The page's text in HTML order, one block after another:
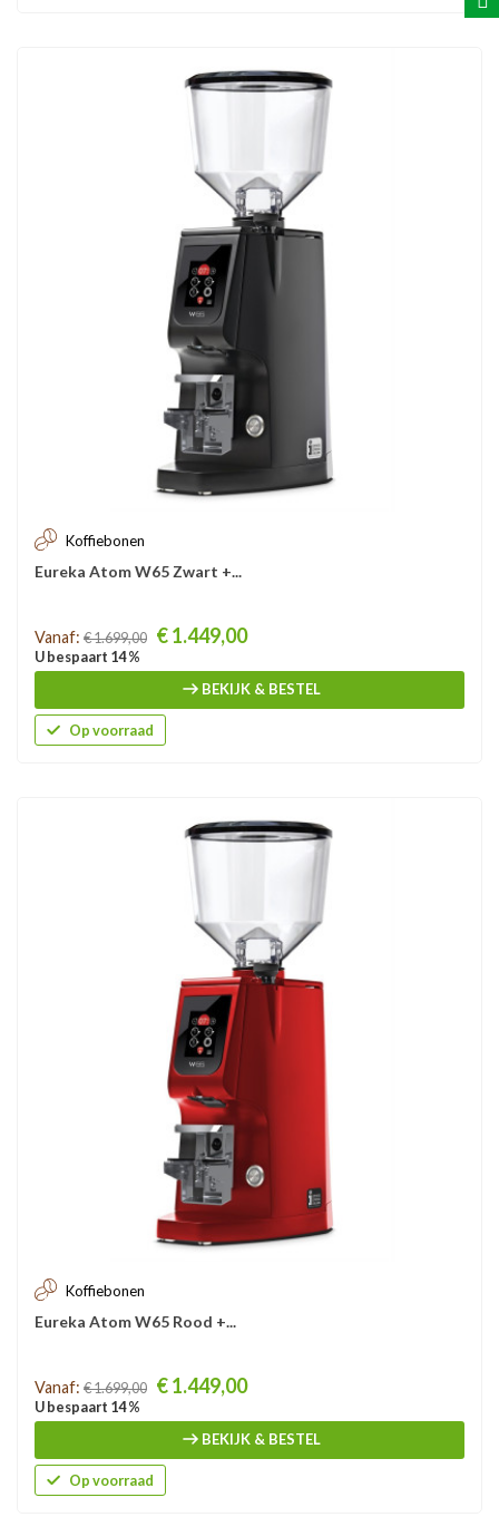
Koffiebonen
Eureka Atom W65 Zwart +...
Prijs
Vanaf: € 1.699,00 € 1.449,00
U bespaart 14 %
BEKIJK & BESTEL
Op voorraad
Koffiebonen
Eureka Atom W65 Rood +...
Prijs
Vanaf: € 1.699,00 € 1.449,00
U bespaart 14 %
BEKIJK & BESTEL
Op voorraad